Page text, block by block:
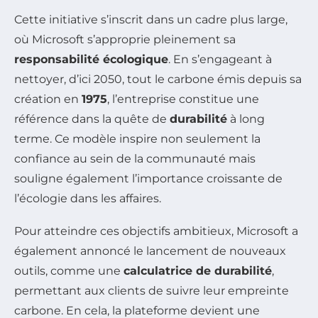
Cette initiative s’inscrit dans un cadre plus large,
où Microsoft s’approprie pleinement sa
responsabilité écologique. En s’engageant à
nettoyer, d’ici 2050, tout le carbone émis depuis sa
création en 1975, l’entreprise constitue une
référence dans la quête de durabilité à long
terme. Ce modèle inspire non seulement la
confiance au sein de la communauté mais
souligne également l’importance croissante de
l’écologie dans les affaires.
Pour atteindre ces objectifs ambitieux, Microsoft a
également annoncé le lancement de nouveaux
outils, comme une calculatrice de durabilité,
permettant aux clients de suivre leur empreinte
carbone. En cela, la plateforme devient une